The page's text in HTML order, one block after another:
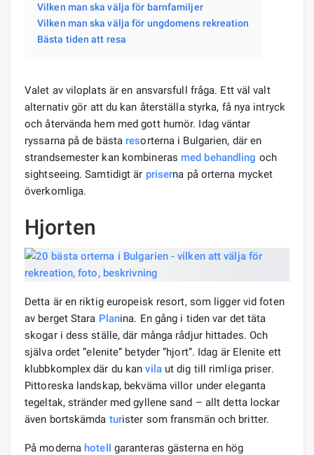
Vilken man ska välja för barnfamiljer
Vilken man ska välja för ungdomens rekreation
Bästa tiden att resa
Valet av viloplats är en ansvarsfull fråga. Ett väl valt
alternativ gör att du kan återställa styrka, få nya intryck
och återvända hem med gott humör. Idag väntar
ryssarna på de bästa resorterna i Bulgarien, där en
strandsemester kan kombineras med behandling och
sightseeing. Samtidigt är priserna på orterna mycket
överkomliga.
Hjorten
Detta är en riktig europeisk resort, som ligger vid foten
av berget Stara Planina. En gång i tiden var det täta
skogar i dess ställe, där många rådjur hittades. Och
själva ordet ”elenite” betyder ”hjort”. Idag är Elenite ett
klubbkomplex där du kanvilaut dig till rimliga priser.
Pittoreska landskap, bekväma villor under eleganta
tegeltak, stränder med gyllene sand – allt detta lockar
även bortskämda turister som fransmän och britter.
På moderna hotell garanteras gästerna en hög